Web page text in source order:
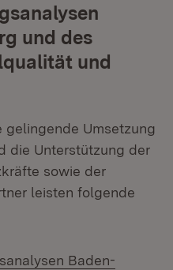
und des
und
Umsetzung
die Unterstützung der
sowie der
leisten folgende
Baden-